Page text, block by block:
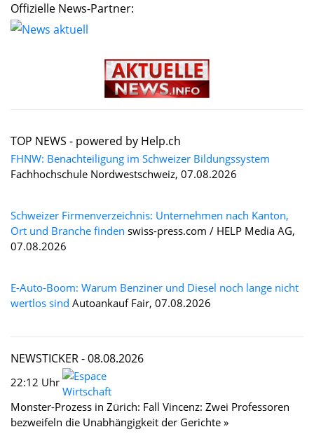
Offizielle News-Partner:
TOP NEWS - powered by Help.ch
FHNW: Benachteiligung im Schweizer Bildungssystem
Fachhochschule Nordwestschweiz, 07.08.2026
Schweizer Firmenverzeichnis: Unternehmen nach Kanton,
Ort und Branche finden swiss-press.com / HELP Media AG,
07.08.2026
E-Auto-Boom: Warum Benziner und Diesel noch lange nicht
wertlos sind Autoankauf Fair, 07.08.2026
NEWSTICKER -08.08.2026
22:12 Uhr
Monster-Prozess in Zürich: Fall Vincenz: Zwei Professoren
bezweifeln die Unabhängigkeit der Gerichte »